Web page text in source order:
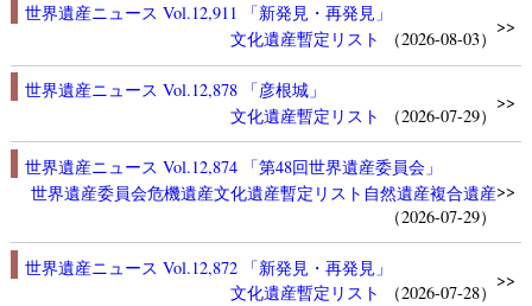
世界遺産ニュース Vol.12,911 「新発見・再発見」
文化遺産暫定リスト （2026-08-03）
>>
世界遺産ニュース Vol.12,878 「彦根城」
文化遺産暫定リスト （2026-07-29）
>>
世界遺産ニュース Vol.12,874 「第48回世界遺産委員会」
世界遺産委員会危機遺産文化遺産暫定リスト 自然遺産複合遺産
（2026-07-29）
>>
世界遺産ニュース Vol.12,872 「新発見・再発見」
文化遺産暫定リスト （2026-07-28）
>>